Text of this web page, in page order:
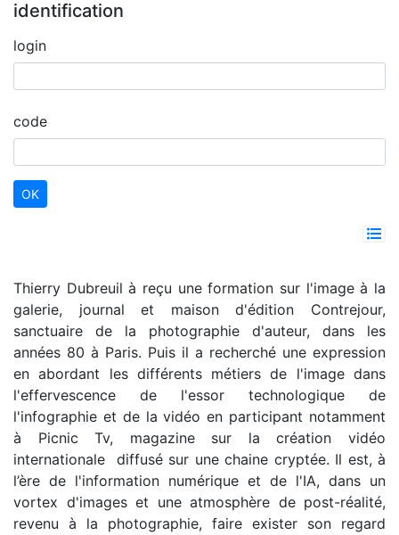
identification
login
code
Thierry Dubreuil à reçu une formation sur l'image à la
galerie, journal et maison d'édition Contrejour,
sanctuaire de la photographie d'auteur, dans les
années 80 à Paris. Puis il a recherché une expression
en abordant les différents métiers de l'image dans
l'effervescence de l'essor technologique de
l'infographie et de la vidéo en participant notamment
à Picnic Tv, magazine sur la création vidéo
internationale diffusé sur une chaine cryptée. Il est, à
l’ère de l'information numérique et de l'IA, dans un
vortex d'images et une atmosphère de post-réalité,
revenu à la photographie, faire exister son regard